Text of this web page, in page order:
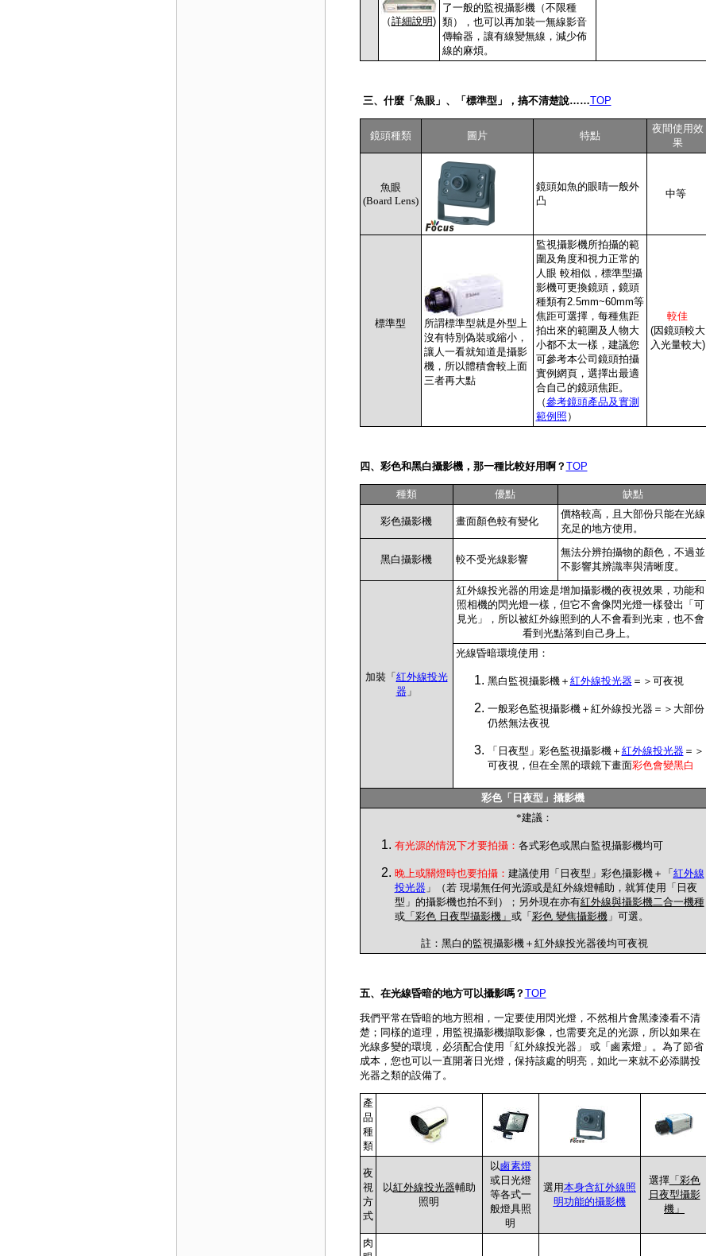
了一般的監視攝影機（不限種
類），也可以再加裝一無線影音
傳輸器，讓有線變無線，減少佈
線的麻煩。
（詳細說明)
三、什麼「魚眼」、「標準型」， 搞不清楚說……TOP
鏡頭種類 圖片 特點
夜間使用效
果
魚眼
(Board Lens)
鏡頭如魚的眼睛一般外
凸
中等
標準型
所謂標準型就是外型上
沒有特別偽裝或縮小，
讓人一看就知道是攝影
機，所以體積會較上面
三者再大點
監視攝影機所拍攝的範
圍及角度和視力正常的
人眼 較相似，標準型攝
影機可更換鏡頭，鏡頭
種類有2.5mm~60mm等
焦距可選擇，每種焦距
拍出來的範圍及人物大
小都不太一樣，建議您
可參考本公司鏡頭拍攝
實例網頁，選擇出最適
合自己的鏡頭焦距。
（參考鏡頭產品及實測
範例照 ）
較佳
(因鏡頭較大
入光量較大)
四、彩色和黑白攝影機，那一種比較好用啊？ TOP
種類 優點 缺點
彩色攝影機 畫面顏色較有變化
價格較高，且大部份只能在光線
充足的地方使用 。
黑白攝影機 較不受光線影響
無法分辨拍攝物的顏色，不過並
不影響其辨識率與清晰度。
加裝「 紅外線投光
器 」
紅外線投光器的用途是增加攝影機的夜視效果，功能和
照相機的閃光燈一樣，但它不會像閃光燈一樣發出「可
見光」，所以被紅外線照到的人不會看到光束，也不會
看到光點落到自己身上。
光線昏暗環境使用：
黑白 監視攝影機＋ 紅外線投光器＝＞可夜視
一般彩色監視攝影機＋紅外線投光器＝＞大部份
仍然無法夜視
「日夜型」彩色監視攝影機＋ 紅外線投光器＝＞
可夜視，但在全黑的環鏡下畫面彩色會變黑白
彩色「日夜型」攝影機
*建議：
有光源的情況下才要拍攝： 各式彩色或黑白監視攝影機均可
晚上或關燈時也要拍攝： 建議使用「日夜型」彩色攝影機＋「 紅外線
投光器 」（若 現場無任何光源或是紅外線燈輔助，就算使用「日夜
型」的攝影機也拍不到）；另外現在亦有紅外線與攝影機二合一機種
或「彩色 日夜型攝影機」 或「 彩色 變焦攝影機」可選。
註：黑白的監視攝影機＋紅外線投光器後均可夜視
五、在光線昏暗的地方可以攝影嗎？ TOP
我們平常在昏暗的地方照相，一定要使用閃光燈，不然相片會黑漆漆看不清
楚；同樣的道理，用監視攝影機擷取影像，也需要充足的光源，所以如果在
光線多變的環境，必須配合使用「 紅外線投光器」 或「鹵素燈」。為了節省
成本，您也可以一直開著日光燈，保持該處的明亮，如此一來就不必添購投
光器之類的設備了。
產
品
種
類
夜
視
方
式
以紅外線投光器輔助
照明
以鹵素燈
或日光燈
等各式一
般燈具照
明
選用本身含紅外線照
明功能的攝影機
選擇「彩色
日夜型攝影
機」
肉